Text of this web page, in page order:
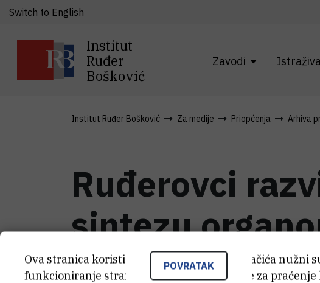
Institut
Ruđer
Bošković
Zavodi
Switch to English
Institut Ruđer Bošković Za medije Priopćenja Arhiva
Ruđerovci
sintezu
30.9.2014.
POVRATAK
Ova stranica koristi kolačiće. Neki od tih kolačića nužni
funkcioniranje stranice, dok se drugi koriste za